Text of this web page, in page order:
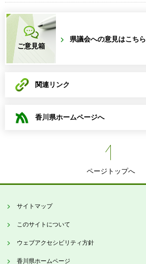
ご意見箱
県議会への意見はこちら
関連リンク
香川県ホームページへ
ページトップへ
サイトマップ
このサイトについて
ウェブアクセシビリティ方針
香川県ホームページ